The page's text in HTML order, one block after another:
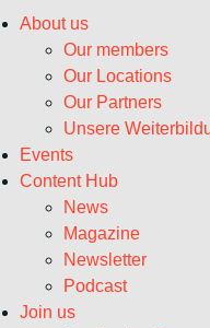
About us
Our members
Our Locations
Our Partners
Unsere
Events
Content Hub
News
Magazine
Newsletter
Podcast
Join us